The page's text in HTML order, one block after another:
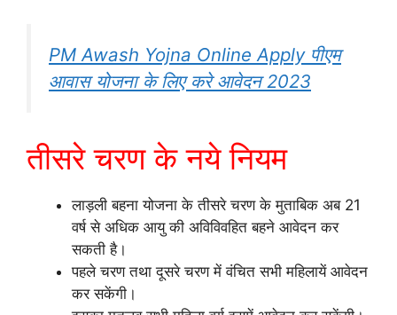
PM Awash Yojna Online Apply पीएम
आवास योजना के लिए करे आवेदन 2023
तीसरे चरण के नये नियम
लाड़ली बहना योजना के तीसरे चरण के मुताबिक अब 21
वर्ष से अधिक आयु की अविविवहित बहने आवेदन कर
सकती है।
पहले चरण तथा दूसरे चरण में वंचित सभी महिलायें आवेदन
कर सकेंगी।